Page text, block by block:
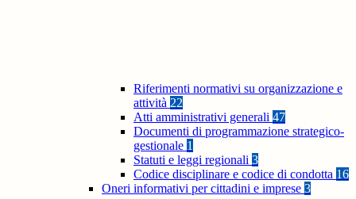
Riferimenti normativi su organizzazione e
attività 22
Atti amministrativi generali 47
Documenti di programmazione strategico-
gestionale 1
Statuti e leggi regionali 3
Codice disciplinare e codice di condotta 16
Oneri informativi per cittadini e imprese 3